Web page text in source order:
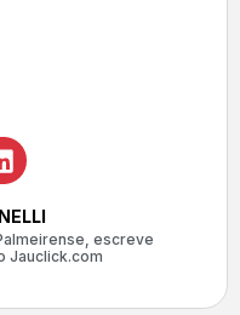
escreve
Jauclick.com